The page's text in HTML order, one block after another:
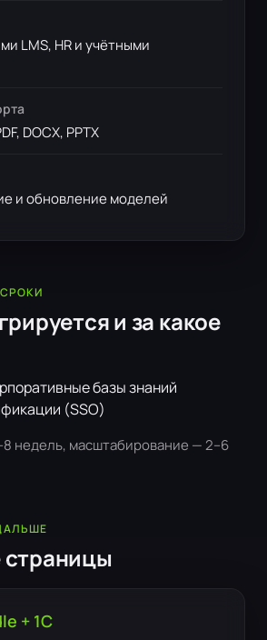
LMS, HR и учётными
DOCX, PPTX
и обновление моделей
и за какое
базы знаний
(SSO)
недель, масштабирование — 2–6
+ 1С